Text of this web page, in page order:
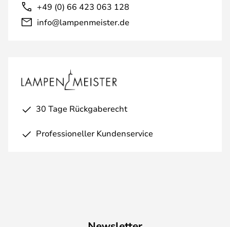
+49 (0) 66 423 063 128
info@lampenmeister.de
30 Tage Rückgaberecht
Professioneller Kundenservice